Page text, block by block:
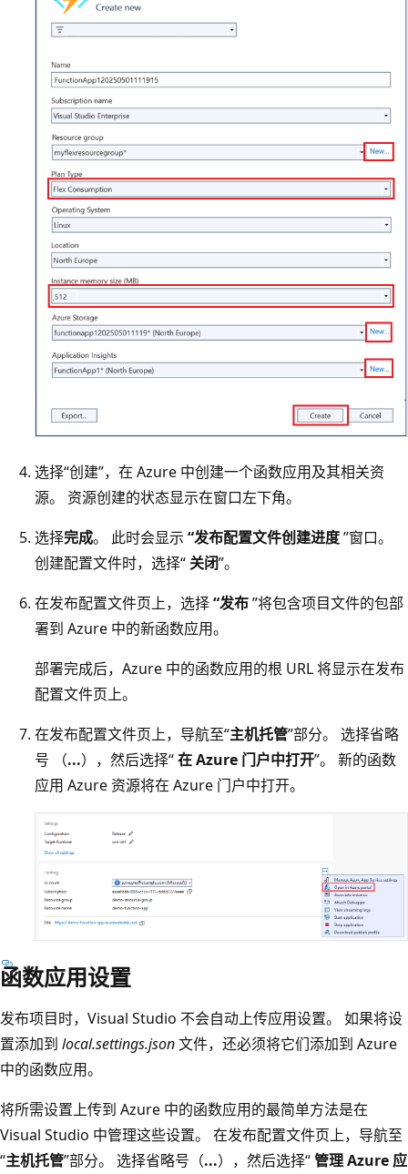
选择“创建”，在 Azure 中创建一个函数应用及其相关资
源。 资源创建的状态显示在窗口左下角。
选择完成。 此时会显示 “发布配置文件创建进度”窗口。
创建配置文件时，选择“ 关闭”。
在发布配置文件页上，选择“发布”将包含项目文件的包部
署到 Azure 中的新函数应用。
部署完成后，Azure 中的函数应用的根 URL 将显示在发布
配置文件页上。
在发布配置文件页上，导航至“主机托管”部分。 选择省略
号 （...），然后选择“在 Azure 门户中打开”。 新的函数
应用 Azure 资源将在 Azure 门户中打开。
函数应用设置
发布项目时，Visual Studio 不会自动上传应用设置。 如果将设
置添加到 local.settings.json文件，还必须将它们添加到 Azure
中的函数应用。
将所需设置上传到 Azure 中的函数应用的最简单方法是在
Visual Studio 中管理这些设置。 在发布配置文件页上，导航至
“主机托管”部分。 选择省略号（...），然后选择“管理 Azure 应